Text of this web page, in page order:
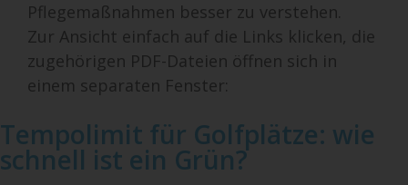
Pflegemaßnahmen besser zu verstehen.
Zur Ansicht einfach auf die Links klicken, die
zugehörigen PDF-Dateien öffnen sich in
einem separaten Fenster:
Tempolimit für Golfplätze: wie
schnell ist ein Grün?